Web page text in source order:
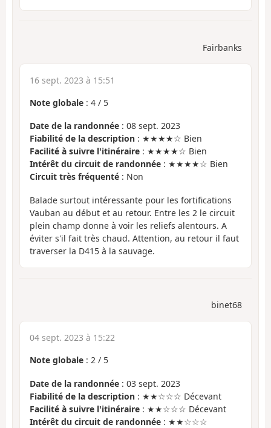
Fairbanks
16 sept. 2023 à 15:51
Note globale : 4 / 5
Date de la randonnée : 08 sept. 2023
Fiabilité de la description : ★★★★☆ Bien
Facilité à suivre l'itinéraire : ★★★★☆ Bien
Intérêt du circuit de randonnée : ★★★★☆ Bien
Circuit très fréquenté : Non
Balade surtout intéressante pour les fortifications
Vauban au début et au retour. Entre les 2 le circuit
plein champ donne à voir les reliefs alentours. A
éviter s'il fait très chaud. Attention, au retour il faut
traverser la D415 à la sauvage.
binet68
04 sept. 2023 à 15:22
Note globale : 2 / 5
Date de la randonnée : 03 sept. 2023
Fiabilité de la description : ★★☆☆☆ Décevant
Facilité à suivre l'itinéraire : ★★☆☆☆ Décevant
Intérêt du circuit de randonnée : ★★☆☆☆